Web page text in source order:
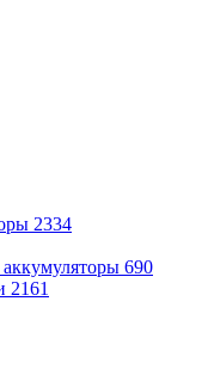
2334
690
2161